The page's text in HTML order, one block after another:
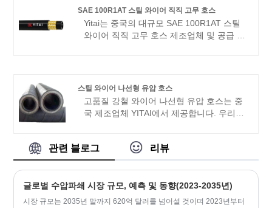
시장을 포괄합니다. 우리는 중국에서 귀하
의 장기적인 파트너가 되기를 기대하고 있
습니다.
SAE 100R1AT 스틸 와이어 직직 고무 호스
Yitai는 중국의 대규모 SAE 100R1AT 스틸
와이어 직직 고무 호스 제조업체 및 공급 업
우리는 중국에서 장기 파트너가되기를 기대
합니다.
스틸 와이어 나선형 유압 호스
고품질 강철 와이어 나선형 유압 호스는 중
국 제조업체 YITAI에서 제공합니다. 우리는
있으며 대부분의 유럽 및 미국 시장을 포괄
합니다. 우리는 중국에서 귀하의 장기적인
관련 블로그 리뷰
글로벌 수압파쇄 시장 규모, 예측 및 동향(2023-2035년)
시장 규모는 2035년 말까지 620억 달러를 넘어설 것이며 2023년부터